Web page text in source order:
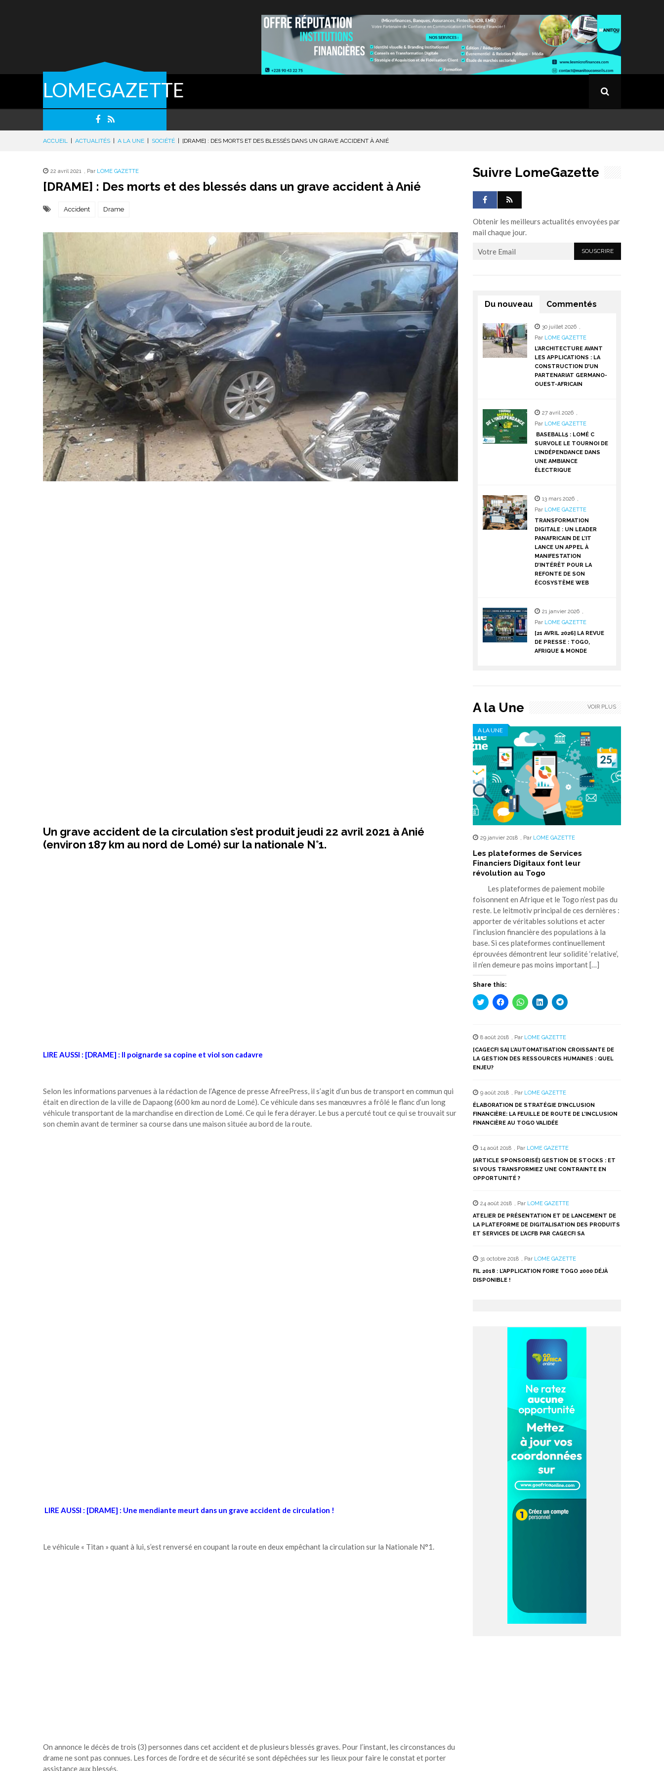
LOMEGAZETTE
ACCUEIL ACTUALITÉS A LA UNE SOCIÉTÉ [DRAME] : DES MORTS ET DES BLESSÉS DANS UN GRAVE ACCIDENT À ANIÉ
22 avril 2021 , Par LOME GAZETTE
[DRAME] : Des morts et des blessés dans un grave accident à Anié
Accident Drame
Un grave accident de la circulation s’est produit jeudi 22 avril 2021 à Anié
(environ 187 km au nord de Lomé) sur la nationale N°1.
LIRE AUSSI : [DRAME] : Il poignarde sa copine et viol son cadavre
Selon les informations parvenues à la rédaction de l’Agence de presse AfreePress, il s’agit d’un bus de transport en commun qui
était en direction de la ville de Dapaong (600 km au nord de Lomé). Ce véhicule dans ses manœuvres a frôlé le flanc d’un long
véhicule transportant de la marchandise en direction de Lomé. Ce qui le fera dérayer. Le bus a percuté tout ce qui se trouvait sur
son chemin avant de terminer sa course dans une maison située au bord de la route.
LIRE AUSSI : [DRAME] : Une mendiante meurt dans un grave accident de circulation !
Le véhicule « Titan » quant à lui, s’est renversé en coupant la route en deux empêchant la circulation sur la Nationale N°1.
On annonce le décès de trois (3) personnes dans cet accident et de plusieurs blessés graves. Pour l’instant, les circonstances du
drame ne sont pas connues. Les forces de l’ordre et de sécurité se sont dépêchées sur les lieux pour faire le constat et porter
assistance aux blessés.
Suivre LomeGazette
Obtenir les meilleurs actualités envoyées par
mail chaque jour.
Du nouveau Commentés
30 juillet 2026 ,
Par LOME GAZETTE
L’ARCHITECTURE AVANT
LES APPLICATIONS : LA
CONSTRUCTION D’UN
PARTENARIAT GERMANO-
OUEST-AFRICAIN
27 avril 2026 ,
Par LOME GAZETTE
BASEBALL5 : LOMÉ C
SURVOLE LE TOURNOI DE
L’INDÉPENDANCE DANS
UNE AMBIANCE
ÉLECTRIQUE
13 mars 2026 ,
Par LOME GAZETTE
TRANSFORMATION
DIGITALE : UN LEADER
PANAFRICAIN DE L’IT
LANCE UN APPEL À
MANIFESTATION
D’INTÉRÊT POUR LA
REFONTE DE SON
ÉCOSYSTÈME WEB
21 janvier 2026 ,
Par LOME GAZETTE
[21 AVRIL 2026] LA REVUE
DE PRESSE : TOGO,
AFRIQUE & MONDE
A la Une
A LA UNE
29 janvier 2018 , Par LOME GAZETTE
Les plateformes de Services
Financiers Digitaux font leur
révolution au Togo
Les plateformes de paiement mobile
foisonnent en Afrique et le Togo n’est pas du
reste. Le leitmotiv principal de ces dernières :
apporter de véritables solutions et acter
l’inclusion financière des populations à la
base. Si ces plateformes continuellement
éprouvées démontrent leur solidité ‘relative’,
il n’en demeure pas moins important […]
Share this:
Cliquez
pour
une
nouvelle
fenêtre)
Cliquez
pour
une
nouvelle
fenêtre)
Cliquez
pour
une
nouvelle
fenêtre)
Cliquez
pour
une
nouvelle
fenêtre)
Cliquez
pour
une
nouvelle
fenêtre)
8 août 2018 , Par LOME GAZETTE
[CAGECFI SA] L’AUTOMATISATION CROISSANTE DE
LA GESTION DES RESSOURCES HUMAINES : QUEL
ENJEU?
9 août 2018 , Par LOME GAZETTE
ÉLABORATION DE STRATÉGIE D’INCLUSION
FINANCIÈRE: LA FEUILLE DE ROUTE DE L’INCLUSION
FINANCIÈRE AU TOGO VALIDÉE
14 août 2018 , Par LOME GAZETTE
[ARTICLE SPONSORISÉ] GESTION DE STOCKS : ET
SI VOUS TRANSFORMIEZ UNE CONTRAINTE EN
OPPORTUNITÉ ?
24 août 2018 , Par LOME GAZETTE
ATELIER DE PRÉSENTATION ET DE LANCEMENT DE
LA PLATEFORME DE DIGITALISATION DES PRODUITS
ET SERVICES DE L’ACFB PAR CAGECFI SA
31 octobre 2018 , Par LOME GAZETTE
FIL 2018 : L’APPLICATION FOIRE TOGO 2000 DÉJÀ
DISPONIBLE !
VOIR PLUS